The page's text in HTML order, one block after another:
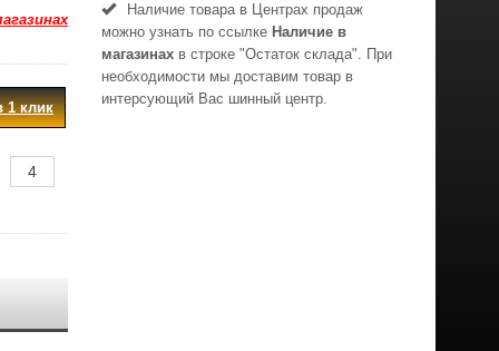
1 клик
Наличие товара в Центрах продаж
можно узнать по ссылке Наличие в
магазинах в строке "Остаток склада". При
необходимости мы доставим товар в
интерсующий Вас шинный центр.